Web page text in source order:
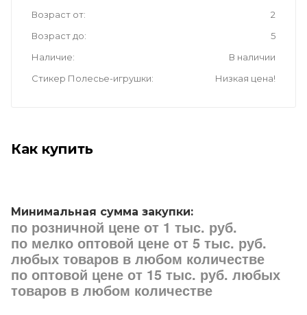
Возраст от
2
Возраст до
5
Наличие
В наличии
Стикер Полесье-игрушки
Низкая цена!
Как купить
Минимальная сумма закупки:
по розничной цене от 1 тыс. руб.
по мелко оптовой цене от 5 тыс. руб.
любых товаров в любом количестве
по оптовой цене от 15 тыс. руб. любых
товаров в любом количестве